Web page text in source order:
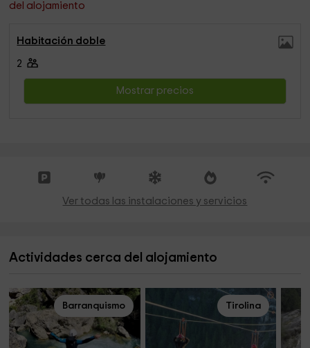
del alojamiento
Habitación doble
2
Mostrar precios
Ver todas las instalaciones y servicios
Actividades cerca del alojamiento
Barranquismo Tirolina